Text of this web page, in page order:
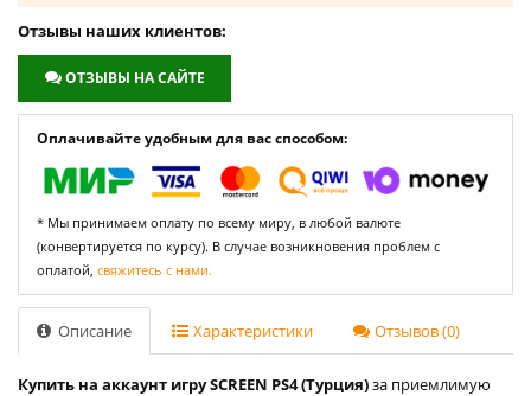
Отзывы наших клиентов:
ОТЗЫВЫ НА САЙТЕ
Оплачивайте удобным для вас способом:
* Мы принимаем оплату по всему миру, в любой валюте
(конвертируется по курсу). В случае возникновения проблем с
оплатой, свяжитесь с нами.
Описание Характеристики Отзывов (0)
Купить на аккаунт игру SCREEN PS4 (Турция)за приемлимую